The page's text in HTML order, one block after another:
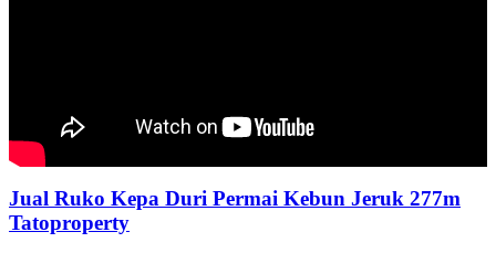
Jual Ruko Kepa Duri Permai Kebun Jeruk 277m
Tatoproperty